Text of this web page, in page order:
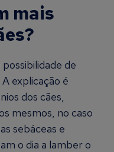
mais
de
explicação é
dos cães,
mesmos, no caso
sebáceas e
o dia a lamber o